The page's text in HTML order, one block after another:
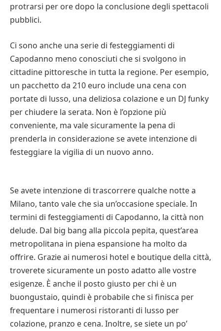
protrarsi per ore dopo la conclusione degli spettacoli
pubblici.
Ci sono anche una serie di festeggiamenti di
Capodanno meno conosciuti che si svolgono in
cittadine pittoresche in tutta la regione. Per esempio,
un pacchetto da 210 euro include una cena con
portate di lusso, una deliziosa colazione e un DJ funky
per chiudere la serata. Non è l’opzione più
conveniente, ma vale sicuramente la pena di
prenderla in considerazione se avete intenzione di
festeggiare la vigilia di un nuovo anno.
Se avete intenzione di trascorrere qualche notte a
Milano, tanto vale che sia un’occasione speciale. In
termini di festeggiamenti di Capodanno, la città non
delude. Dal big bang alla piccola pepita, quest’area
metropolitana in piena espansione ha molto da
offrire. Grazie ai numerosi hotel e boutique della città,
troverete sicuramente un posto adatto alle vostre
esigenze. È anche il posto giusto per chi è un
buongustaio, quindi è probabile che si finisca per
frequentare i numerosi ristoranti di lusso per
colazione, pranzo e cena. Inoltre, se siete un po’